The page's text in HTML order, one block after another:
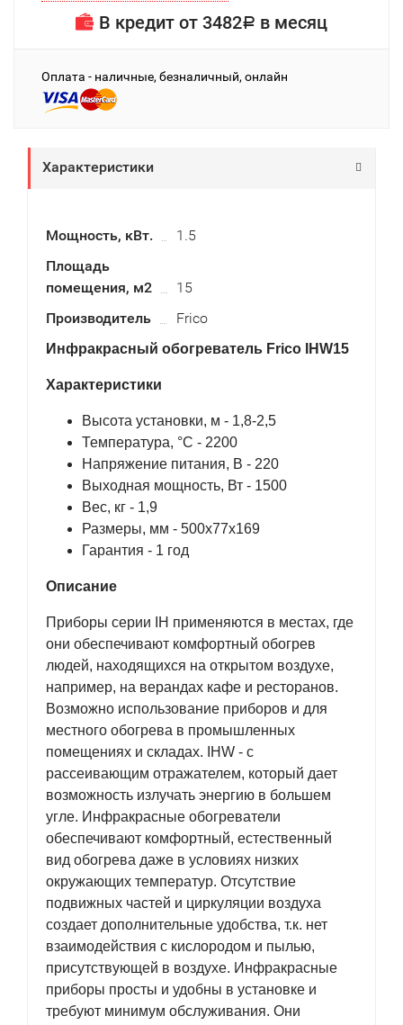
В кредит от 3482Р в месяц
Оплата - наличные, безналичный, онлайн
Характеристики
Мощность, кВт.
1.5
Площадь
помещения, м2
15
Производитель
Frico
Инфракрасный обогреватель Frico IHW15
Характеристики
Высота установки, м - 1,8-2,5
Температура, °С - 2200
Напряжение питания, В - 220
Выходная мощность, Вт - 1500
Вес, кг - 1,9
Размеры, мм - 500х77х169
Гарантия - 1 год
Описание
Приборы серии IH применяются в местах, где
они обеспечивают комфортный обогрев
людей, находящихся на открытом воздухе,
например, на верандах кафе и ресторанов.
Возможно использование приборов и для
местного обогрева в промышленных
помещениях и складах. IHW - c
рассеивающим отражателем, который дает
возможность излучать энергию в большем
угле. Инфракрасные обогреватели
обеспечивают комфортный, естественный
вид обогрева даже в условиях низких
окружающих температур. Отсутствие
подвижных частей и циркуляции воздуха
создает дополнительные удобства, т.к. нет
взаимодействия с кислородом и пылью,
присутствующей в воздухе. Инфракрасные
приборы просты и удобны в установке и
требуют минимум обслуживания. Они